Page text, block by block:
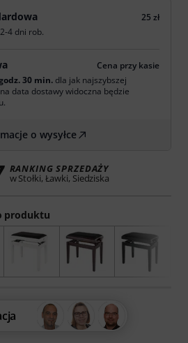
produktu
25 zł
4 dni rob.
Cena przy kasie
30 min. dla jak najszybszej
data dostawy widoczna będzie
o wysyłce
RANKING SPRZEDAŻY
w Stołki, Ławki, Siedziska